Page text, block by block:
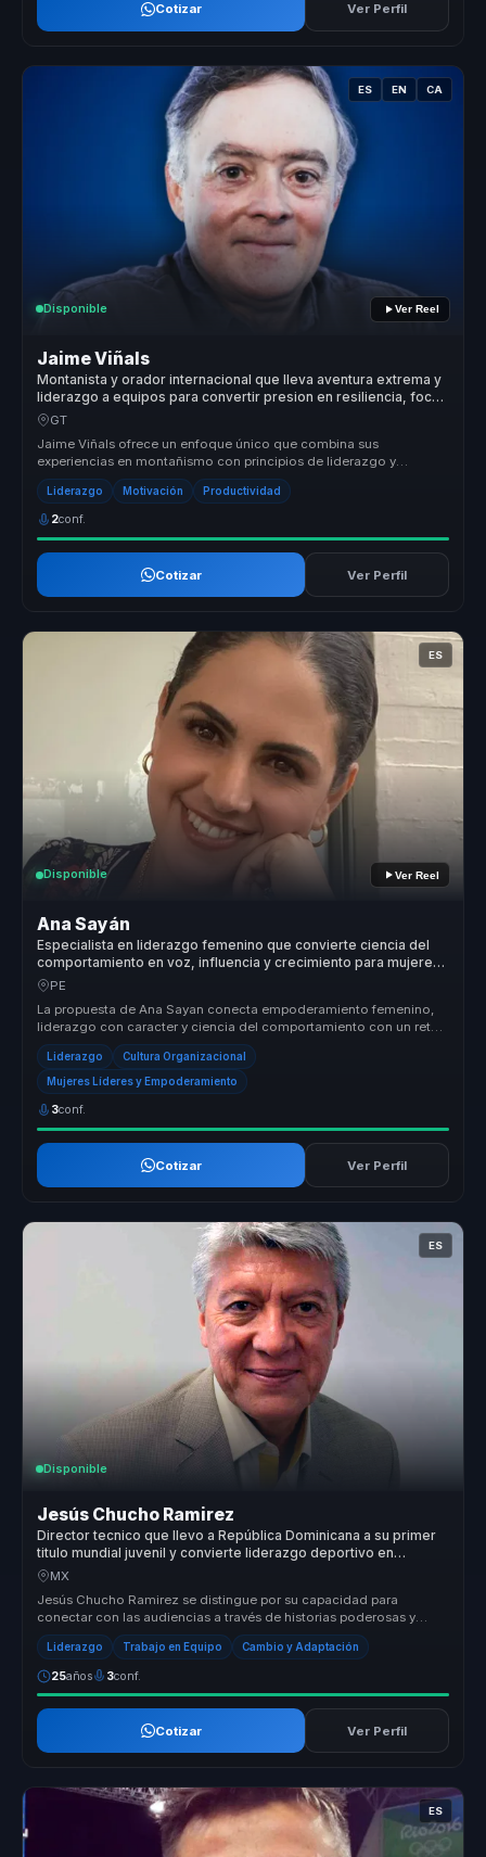
Cotizar Ver Perfil
ES EN CA
Disponible Ver Reel
Jaime Viñals
Montanista y orador internacional que lleva aventura extrema y
liderazgo a equipos para convertir presion en resiliencia, foco
y rendimiento.
GT
Jaime Viñals ofrece un enfoque único que combina sus
experiencias en montañismo con principios de liderazgo y
resiliencia. Su metodología...
Liderazgo Motivación Productividad
2conf.
Cotizar Ver Perfil
ES
Disponible Ver Reel
Ana Sayán
Especialista en liderazgo femenino que convierte ciencia del
comportamiento en voz, influencia y crecimiento para mujeres
líderes y equipos.
PE
La propuesta de Ana Sayan conecta empoderamiento femenino,
liderazgo con caracter y ciencia del comportamiento con un reto
concreto para ...
Liderazgo Cultura Organizacional
Mujeres Líderes y Empoderamiento
3conf.
Cotizar Ver Perfil
ES
Disponible
Jesús Chucho Ramirez
Director tecnico que llevo a República Dominicana a su primer
titulo mundial juvenil y convierte liderazgo deportivo en
cohesion para equipos.
MX
Jesús Chucho Ramirez se distingue por su capacidad para
conectar con las audiencias a través de historias poderosas y
lecciones aprendida...
Liderazgo Trabajo en Equipo Cambio y Adaptación
25años 3conf.
Cotizar Ver Perfil
ES